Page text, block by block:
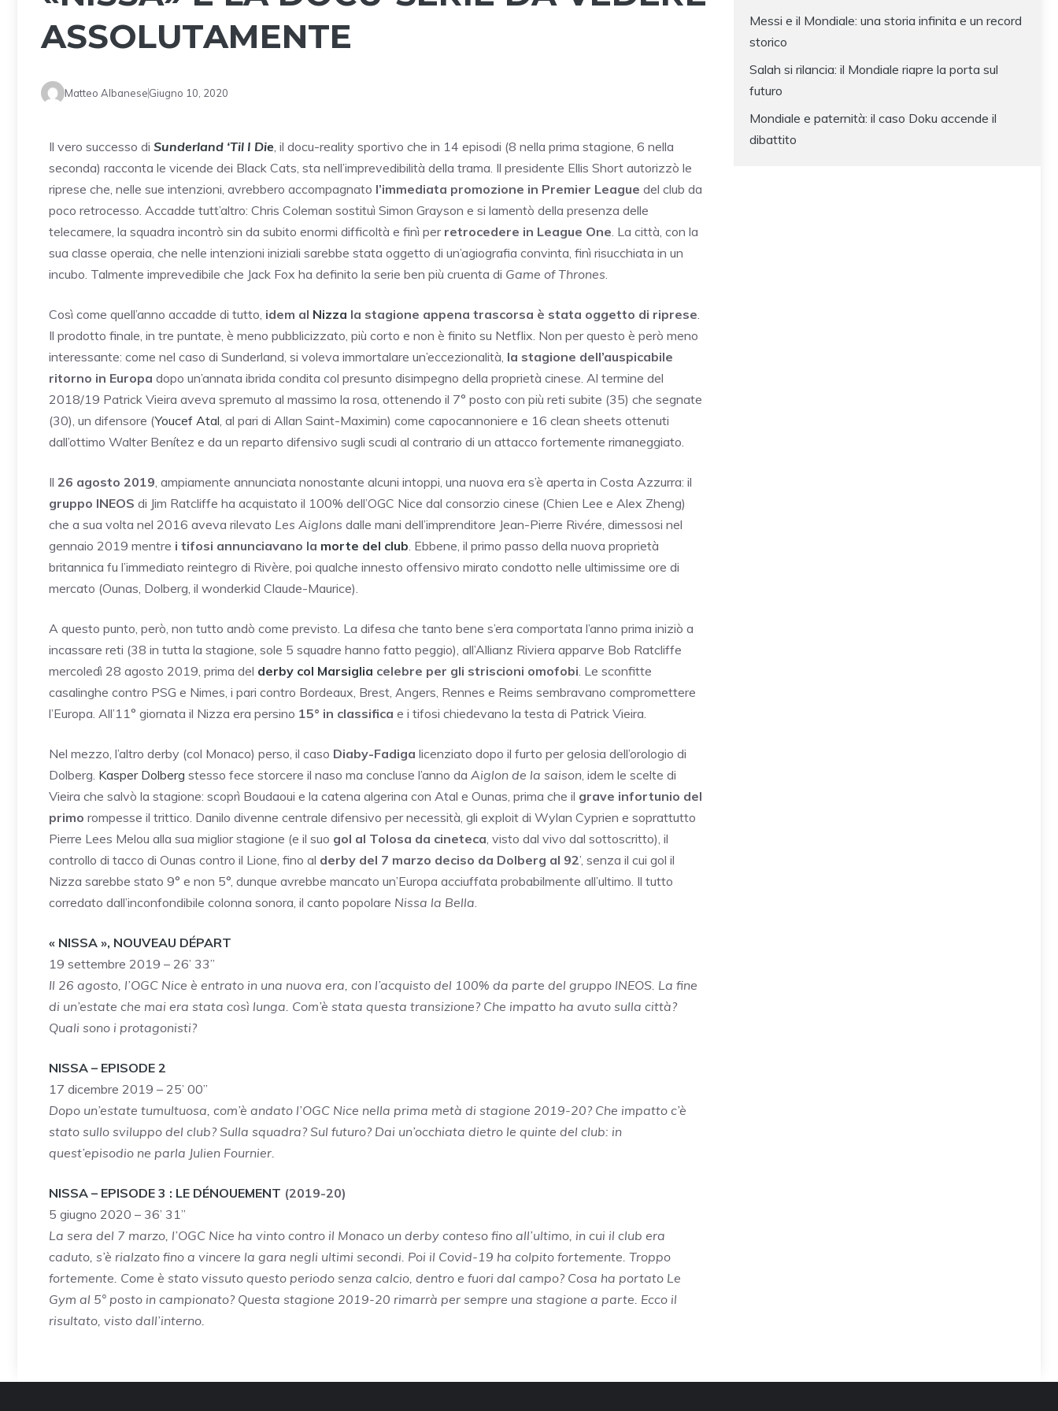
ASSOLUTAMENTE
Matteo AlbaneseGiugno 10, 2020
Il vero successo di Sunderland ‘Til I Die, il docu-reality sportivo che in 14 episodi (8 nella prima stagione, 6 nella
seconda) racconta le vicende dei Black Cats, sta nell’imprevedibilità della trama. Il presidente Ellis Short autorizzò le
riprese che, nelle sue intenzioni, avrebbero accompagnato l’immediata promozione in Premier League del club da
poco retrocesso. Accadde tutt’altro: Chris Coleman sostituì Simon Grayson e si lamentò della presenza delle
telecamere, la squadra incontrò sin da subito enormi difficoltà e finì per retrocedere in League One. La città, con la
sua classe operaia, che nelle intenzioni iniziali sarebbe stata oggetto di un’agiografia convinta, finì risucchiata in un
incubo. Talmente imprevedibile che Jack Fox ha definito la serie ben più cruenta di Game of Thrones.
Così come quell’anno accadde di tutto, idem al Nizza la stagione appena trascorsa è stata oggetto di riprese.
Il prodotto finale, in tre puntate, è meno pubblicizzato, più corto e non è finito su Netflix. Non per questo è però meno
interessante: come nel caso di Sunderland, si voleva immortalare un’eccezionalità, la stagione dell’auspicabile
ritorno in Europa dopo un’annata ibrida condita col presunto disimpegno della proprietà cinese. Al termine del
2018/19 Patrick Vieira aveva spremuto al massimo la rosa, ottenendo il 7° posto con più reti subite (35) che segnate
(30), un difensore (Youcef Atal, al pari di Allan Saint-Maximin) come capocannoniere e 16 clean sheets ottenuti
dall’ottimo Walter Benítez e da un reparto difensivo sugli scudi al contrario di un attacco fortemente rimaneggiato.
Il 26 agosto 2019, ampiamente annunciata nonostante alcuni intoppi, una nuova era s’è aperta in Costa Azzurra: il
gruppo INEOS di Jim Ratcliffe ha acquistato il 100% dell’OGC Nice dal consorzio cinese (Chien Lee e Alex Zheng)
che a sua volta nel 2016 aveva rilevato Les Aiglons dalle mani dell’imprenditore Jean-Pierre Rivére, dimessosi nel
gennaio 2019 mentre i tifosi annunciavano la morte del club. Ebbene, il primo passo della nuova proprietà
britannica fu l’immediato reintegro di Rivère, poi qualche innesto offensivo mirato condotto nelle ultimissime ore di
mercato (Ounas, Dolberg, il wonderkid Claude-Maurice).
A questo punto, però, non tutto andò come previsto. La difesa che tanto bene s’era comportata l’anno prima iniziò a
incassare reti (38 in tutta la stagione, sole 5 squadre hanno fatto peggio), all’Allianz Riviera apparve Bob Ratcliffe
mercoledì 28 agosto 2019, prima del derby col Marsiglia celebre per gli striscioni omofobi. Le sconfitte
casalinghe contro PSG e Nimes, i pari contro Bordeaux, Brest, Angers, Rennes e Reims sembravano compromettere
l’Europa. All’11° giornata il Nizza era persino 15° in classifica e i tifosi chiedevano la testa di Patrick Vieira.
Nel mezzo, l’altro derby (col Monaco) perso, il caso Diaby-Fadiga licenziato dopo il furto per gelosia dell’orologio di
Dolberg. Kasper Dolberg stesso fece storcere il naso ma concluse l’anno da Aiglon de la saison, idem le scelte di
Vieira che salvò la stagione: scoprì Boudaoui e la catena algerina con Atal e Ounas, prima che il grave infortunio del
primo rompesse il trittico. Danilo divenne centrale difensivo per necessità, gli exploit di Wylan Cyprien e soprattutto
Pierre Lees Melou alla sua miglior stagione (e il suo gol al Tolosa da cineteca, visto dal vivo dal sottoscritto), il
controllo di tacco di Ounas contro il Lione, fino al derby del 7 marzo deciso da Dolberg al 92’, senza il cui gol il
Nizza sarebbe stato 9° e non 5°, dunque avrebbe mancato un’Europa acciuffata probabilmente all’ultimo. Il tutto
corredato dall’inconfondibile colonna sonora, il canto popolare Nissa la Bella.
« NISSA », NOUVEAU DÉPART
19 settembre 2019 – 26’ 33”
Il 26 agosto, l’OGC Nice è entrato in una nuova era, con l’acquisto del 100% da parte del gruppo INEOS. La fine
di un’estate che mai era stata così lunga. Com’è stata questa transizione? Che impatto ha avuto sulla città?
Quali sono i protagonisti?
NISSA – EPISODE 2
17 dicembre 2019 – 25’ 00”
Dopo un’estate tumultuosa, com’è andato l’OGC Nice nella prima metà di stagione 2019-20? Che impatto c’è
stato sullo sviluppo del club? Sulla squadra? Sul futuro? Dai un’occhiata dietro le quinte del club: in
quest’episodio ne parla Julien Fournier.
NISSA – EPISODE 3 : LE DÉNOUEMENT (2019-20)
5 giugno 2020 – 36’ 31”
La sera del 7 marzo, l’OGC Nice ha vinto contro il Monaco un derby conteso fino all’ultimo, in cui il club era
caduto, s’è rialzato fino a vincere la gara negli ultimi secondi. Poi il Covid-19 ha colpito fortemente. Troppo
fortemente. Come è stato vissuto questo periodo senza calcio, dentro e fuori dal campo? Cosa ha portato Le
Gym al 5° posto in campionato? Questa stagione 2019-20 rimarrà per sempre una stagione a parte. Ecco il
risultato, visto dall’interno.
Messi e il Mondiale: una storia infinita e un record
storico
Salah si rilancia: il Mondiale riapre la porta sul
futuro
Mondiale e paternità: il caso Doku accende il
dibattito